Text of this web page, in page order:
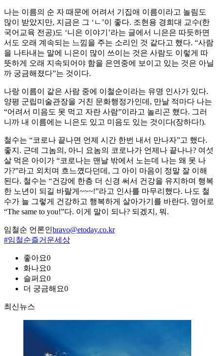
나는 이름의 순 자 때문에 어려서 기집애 이름이라고 놀림도
많이 받았지만, 지금은 그 ‘ㄴ’이 좋다. 조현용 경희대 교수(한
국어교육 전공)도 ‘니은 이야기’라는 글에서 니은은 따듯하면
서도 오래 계속되는 느낌을 주는 소리인 것 같다고 했다. “사람
을 나타내는 말에 니은이 많이 쓰이는 것은 사람도 이렇게 따
뜻하게 오래 지속되어야 함을 은연중에 보이고 있는 것은 아닐
까 궁금해졌다”는 것이다.
나랑 이름이 같은 사람 중에 이철순이라는 유명 인사가 있다.
양평 군립미술관장을 거친 문화행정가인데, 만날 적마다 나는
“어려서 미음도 못 먹고 자란 사람”이라고 놀리곤 했다. 그러
니까 내 이름에는 니은도 있고 미음도 있는 것이다(장하다!).
철수는 “코로나 끝나면 언제 시간 한번 내서 만나자”고 했다.
좋지. 근데 그놈의, 아니 요놈의 코로나가 언제나 끝나나? 여섯
살 먹은 아이가 “코로나는 맨날 밖에서 노는데 나는 왜 못 나
가?”라고 외치며 흐느꼈다던데, 그 아이 마음이 정말 잘 이해
된다. 철수는 “건강에 한층 더 신경 써서 건강을 유지하며 행복
한 노년이 되길 바랄게~~~!”라고 인사를 마무리했다. 나도 철
수가 늘 그렇게 건강하고 행복하게 살아가기를 바란다. 영어로
“The same to you!”다. 이게 말이 되나? 되겠지, 뭐.
임철순 언론인bravo@etoday.co.kr
#임철순즐거운세상
좋아요0
화나요0
슬퍼요0
더 궁금해요0
최신뉴스